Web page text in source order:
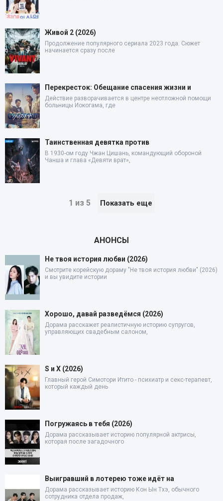
Живой 2 (2026)
Продолжение популярного сериала 2023 года. Сюжет
начинается сразу после
Перекресток: Обещание спасения жизни и
Действие разворачивается в центре неотложной помощи
больницы Иокогама, где
Таинственная девятка против
В 1930-ом году Чжан Цишань, командующий обороной
Чанша и глава «Девяти врат»,
1 из 5 Показать еще
АНОНСЫ
Не твоя история любви (2026)
Смотрите корейскую дораму "Не твоя история любви" (2026)
и вы увидите истории
Хорошо, давай разведёмся (2026)
Дорама расскажет реалистичную историю супругов,
управляющих свадебным салоном,
S и X (2026)
Главный герой Симотори Итито - психиатр и секс-терапевт,
который каждый день
Погружаясь в тебя (2026)
Дорама рассказывает историю популярной актрисы,
которая после загадочного
Выигравший в лотерею тоже идёт на
Дорама рассказывает историю Кон Ын Тхэ, обычного
сотрудника отдела продаж,